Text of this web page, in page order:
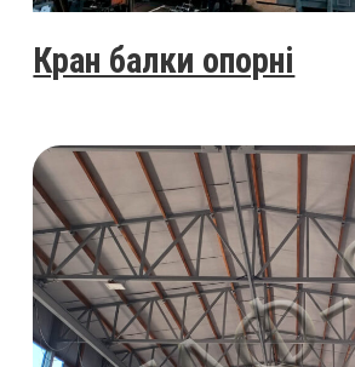
Кран балки опорні